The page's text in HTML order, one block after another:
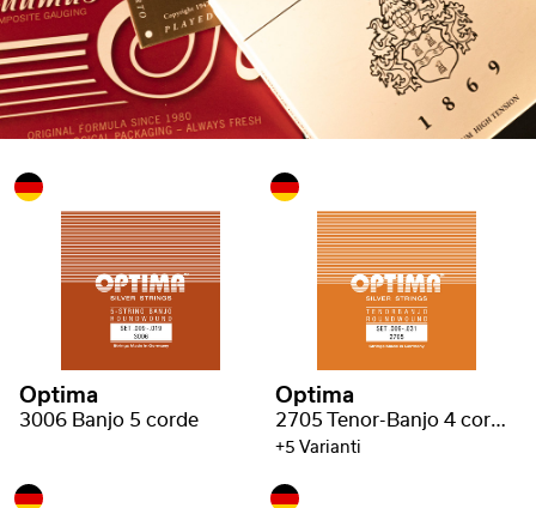
Optima
3006 Banjo 5 corde
Optima
2705 Tenor-Banjo 4 corde con asola
+5 Varianti